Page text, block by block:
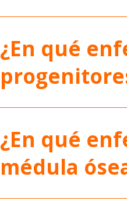
¿En qué
¿En qué
médula